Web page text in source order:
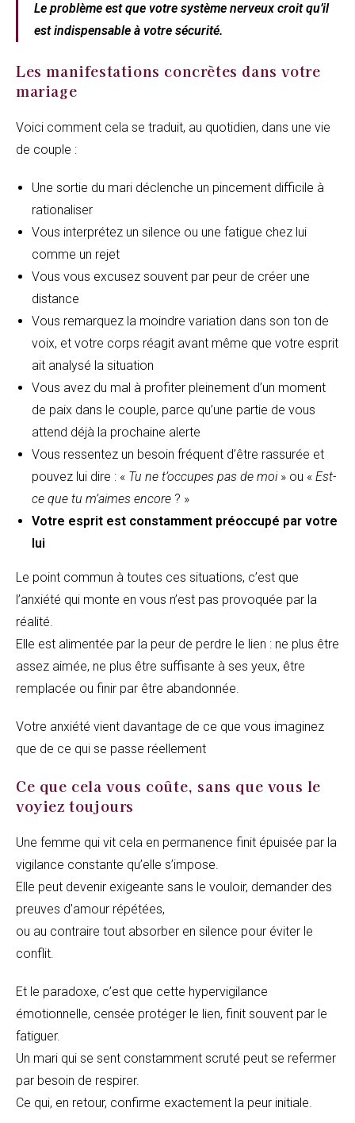
Le problème est que votre système nerveux croit qu’il
est indispensable à votre sécurité.
Les manifestations concrètes dans votre
mariage
Voici comment cela se traduit, au quotidien, dans une vie
de couple :
Une sortie du mari déclenche un pincement difficile à
rationaliser
Vous interprétez un silence ou une fatigue chez lui
comme un rejet
Vous vous excusez souvent par peur de créer une
distance
Vous remarquez la moindre variation dans son ton de
voix, et votre corps réagit avant même que votre esprit
ait analysé la situation
Vous avez du mal à profiter pleinement d’un moment
de paix dans le couple, parce qu’une partie de vous
attend déjà la prochaine alerte
Vous ressentez un besoin fréquent d’être rassurée et
pouvez lui dire : « Tu ne t’occupes pas de moi» ou « Est-
ce que tu m’aimes encore ? »
Votre esprit est constamment préoccupé par votre
lui
Le point commun à toutes ces situations, c’est que
l’anxiété qui monte en vous n’est pas provoquée par la
réalité.
Elle est alimentée par la peur de perdre le lien : ne plus être
assez aimée, ne plus être suffisante à ses yeux, être
remplacée ou finir par être abandonnée.
Votre anxiété vient davantage de ce que vous imaginez
que de ce qui se passe réellement
Ce que cela vous coûte, sans que vous le
voyiez toujours
Une femme qui vit cela en permanence finit épuisée par la
vigilance constante qu’elle s’impose.
Elle peut devenir exigeante sans le vouloir, demander des
preuves d’amour répétées,
ou au contraire tout absorber en silence pour éviter le
conflit.
Et le paradoxe, c’est que cette hypervigilance
émotionnelle, censée protéger le lien, finit souvent par le
fatiguer.
Un mari qui se sent constamment scruté peut se refermer
par besoin de respirer.
Ce qui, en retour, confirme exactement la peur initiale.